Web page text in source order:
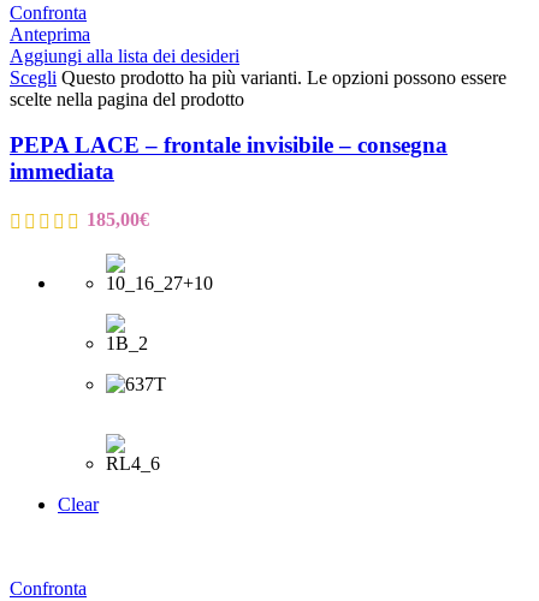
Confronta
Anteprima
Aggiungi alla lista dei desideri
Scegli Questo prodotto ha più varianti. Le opzioni possono essere
scelte nella pagina del prodotto
PEPA LACE – frontale invisibile – consegna
immediata
185,00€
Clear
Confronta